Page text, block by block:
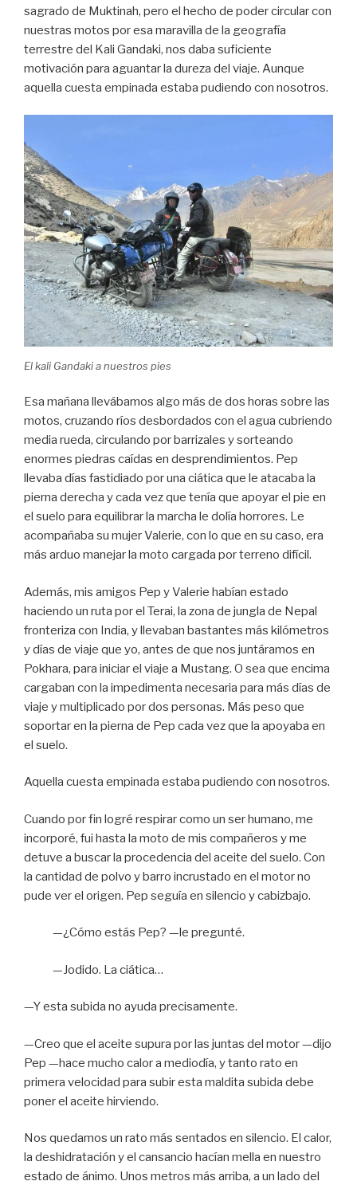
sagrado de Muktinah, pero el hecho de poder circular con
nuestras motos por esa maravilla de la geografía
terrestre del Kali Gandaki, nos daba suficiente
motivación para aguantar la dureza del viaje. Aunque
aquella cuesta empinada estaba pudiendo con nosotros.
El kali Gandaki a nuestros pies
Esa mañana llevábamos algo más de dos horas sobre las
motos, cruzando ríos desbordados con el agua cubriendo
media rueda, circulando por barrizales y sorteando
enormes piedras caídas en desprendimientos. Pep
llevaba días fastidiado por una ciática que le atacaba la
pierna derecha y cada vez que tenía que apoyar el pie en
el suelo para equilibrar la marcha le dolía horrores. Le
acompañaba su mujer Valerie, con lo que en su caso, era
más arduo manejar la moto cargada por terreno difícil.
Además, mis amigos Pep y Valerie habían estado
haciendo un ruta por el Terai, la zona de jungla de Nepal
fronteriza con India, y llevaban bastantes más kilómetros
y días de viaje que yo, antes de que nos juntáramos en
Pokhara, para iniciar el viaje a Mustang. O sea que encima
cargaban con la impedimenta necesaria para más días de
viaje y multiplicado por dos personas. Más peso que
soportar en la pierna de Pep cada vez que la apoyaba en
el suelo.
Aquella cuesta empinada estaba pudiendo con nosotros.
Cuando por fin logré respirar como un ser humano, me
incorporé, fui hasta la moto de mis compañeros y me
detuve a buscar la procedencia del aceite del suelo. Con
la cantidad de polvo y barro incrustado en el motor no
pude ver el origen. Pep seguía en silencio y cabizbajo.
—¿Cómo estás Pep? —le pregunté.
—Jodido. La ciática…
—Y esta subida no ayuda precisamente.
—Creo que el aceite supura por las juntas del motor —dijo
Pep —hace mucho calor a mediodía, y tanto rato en
primera velocidad para subir esta maldita subida debe
poner el aceite hirviendo.
Nos quedamos un rato más sentados en silencio. El calor,
la deshidratación y el cansancio hacían mella en nuestro
estado de ánimo. Unos metros más arriba, a un lado del